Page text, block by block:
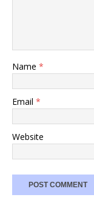
Name *
Email *
Website